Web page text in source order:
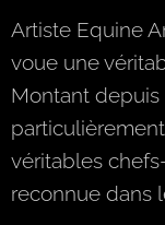
Artiste Equine
voue une
Montant depuis
véritables
reconnue dans